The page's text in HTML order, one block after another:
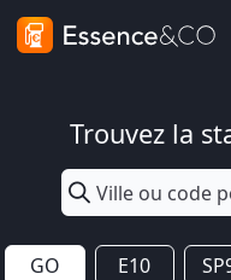
Trouvez la
GO E10